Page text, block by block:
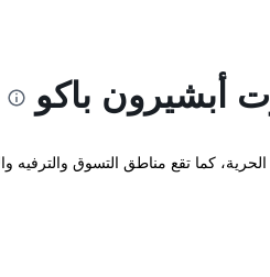
أبشيرون باكو